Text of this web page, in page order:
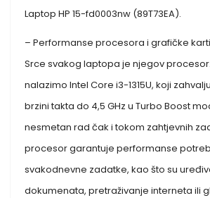
Laptop HP 15-fd0003nw (89T73EA).
– Performanse procesora i grafičke
Srce svakog laptopa je njegov
nalazimo Intel Core i3-1315U, koji
brzini takta do 4,5 GHz u Turbo Boost
nesmetan rad čak i tokom zahtjevnih
procesor garantuje performanse
svakodnevne zadatke, kao što su
dokumenata, pretraživanje interneta ili